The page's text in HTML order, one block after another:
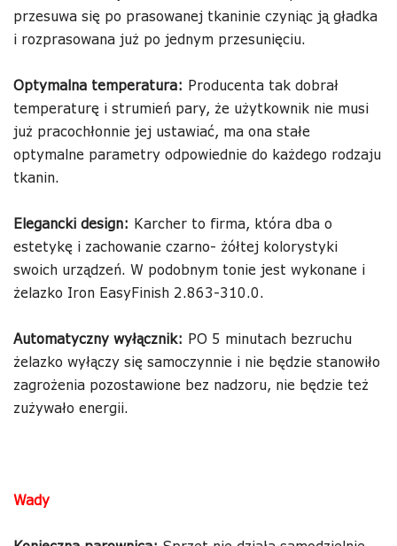
przesuwa się po prasowanej tkaninie czyniąc ją gładka
i rozprasowana już po jednym przesunięciu.
Optymalna temperatura: Producenta tak dobrał
temperaturę i strumień pary, że użytkownik nie musi
już pracochłonnie jej ustawiać, ma ona stałe
optymalne parametry odpowiednie do każdego rodzaju
tkanin.
Elegancki design: Karcher to firma, która dba o
estetykę i zachowanie czarno- żółtej kolorystyki
swoich urządzeń. W podobnym tonie jest wykonane i
żelazko Iron EasyFinish 2.863-310.0.
Automatyczny wyłącznik: PO 5 minutach bezruchu
żelazko wyłączy się samoczynnie i nie będzie stanowiło
zagrożenia pozostawione bez nadzoru, nie będzie też
zużywało energii.
Wady